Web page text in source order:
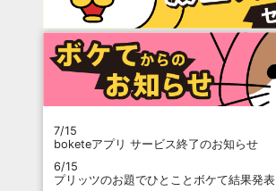
7/15
boketeアプリ サービス終了のお知らせ
6/15
プリッツのお題でひとことボケて結果発表